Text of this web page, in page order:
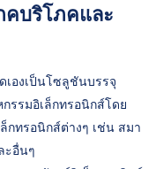
บริโภคและ
องเป็นโซลูชันบรรจุ
รมอิเล็กทรอนิกส์โดย
กทรอนิกส์ต่างๆ เช่น สมา
ะอื่นๆ